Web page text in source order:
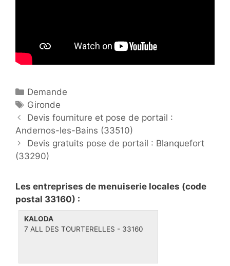
C
a
t
é
g
o
i
e
s
Demande
É
t
i
q
u
t
t
e
s
Gironde
P
o
s
t
a
v
i
Devis fourniture et pose de portail :
Andernos-les-Bains (33510)
Devis gratuits pose de portail : Blanquefort
(33290)
Les entreprises de menuiserie locales (code
postal 33160) :
KALODA
7 ALL DES TOURTERELLES - 33160